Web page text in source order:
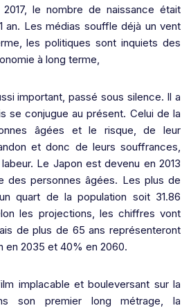
le nombre de naissance était
an. Les médias souffle déjà un vent
les politiques sont inquiets des
à long terme,
important, passé sous silence. Il a
se conjugue au présent. Celui de la
âgées et le risque, de leur
et donc de leurs souffrances,
Le Japon est devenu en 2013
des personnes âgées. Les plus de
quart de la population soit 31.86
les projections, les chiffres vont
de plus de 65 ans représenteront
en 2035 et 40% en 2060.
implacable et bouleversant sur la
son premier long métrage, la